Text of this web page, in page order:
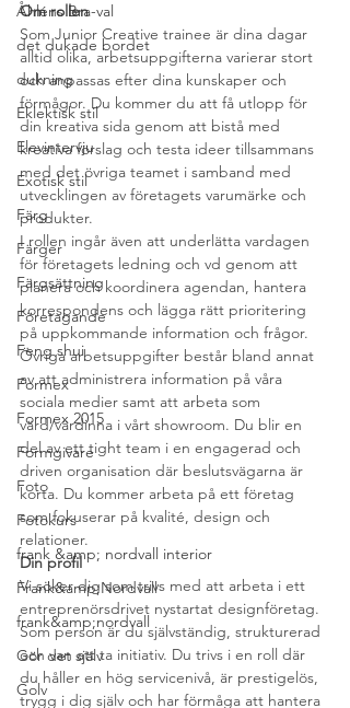
Åhléns Bra-val
det dukade bordet
dukning
Eklektisk stil
Elevintervju
Exotisk stil
Färg
Färger
Färgsättning
Företagande
Feng shui
Formex
Formex 2015
Formgivare
Foto
Fotokurs
frank &amp; nordvall interior
Frank&amp;Nordvall
frank&amp;nordvall
Gör det själv
Golv
Om rollen
Som Junior Creative trainee är dina dagar
alltid olika, arbetsuppgifterna varierar stort
och anpassas efter dina kunskaper och
förmågor. Du kommer du att få utlopp för
din kreativa sida genom att bistå med
kreativa förslag och testa ideer tillsammans
med det övriga teamet i samband med
utvecklingen av företagets varumärke och
produkter.
I rollen ingår även att underlätta vardagen
för företagets ledning och vd genom att
planera och koordinera agendan, hantera
korrespondens och lägga rätt prioritering
på uppkommande information och frågor.
Övriga arbetsuppgifter består bland annat
av att administrera information på våra
sociala medier samt att arbeta som
värd/värdinna i vårt showroom. Du blir en
del av ett tight team i en engagerad och
driven organisation där beslutsvägarna är
korta. Du kommer arbeta på ett företag
som fokuserar på kvalité, design och
relationer.
Din profil
Vi söker dig som trivs med att arbeta i ett
entreprenörsdrivet nystartat designföretag.
Som person är du självständig, strukturerad
och van att ta initiativ. Du trivs i en roll där
du håller en hög servicenivå, är prestigelös,
trygg i dig själv och har förmåga att hantera